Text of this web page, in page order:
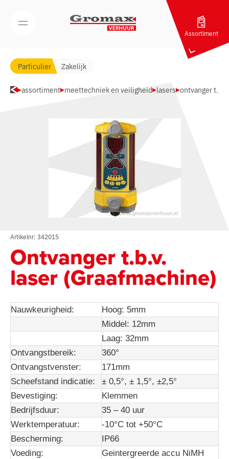
Open/Sluit mobiel menu
Assortiment
Particulier Zakelijk
assortiment meettechniek en veiligheid lasers ontvanger
Artikelnr: 342015
Ontvanger t.b.v.
laser (Graafmachine)
Nauwkeurigheid:
Hoog: 5mm
Middel: 12mm
Laag: 32mm
Ontvangstbereik:
360°
Ontvangstvenster:
171mm
Scheefstand indicatie:
± 0,5°, ± 1,5°, ±2,5°
Bevestiging:
Klemmen
Bedrijfsduur:
35 – 40 uur
Werktemperatuur:
-10°C tot +50°C
Bescherming:
IP66
Voeding:
Geintergreerde accu NiMH